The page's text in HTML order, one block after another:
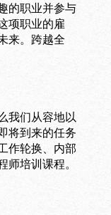
的职业并参与
项职业的雇
来。跨越全
我们从容地以
将到来的任务
作轮换、内部
培训课程。